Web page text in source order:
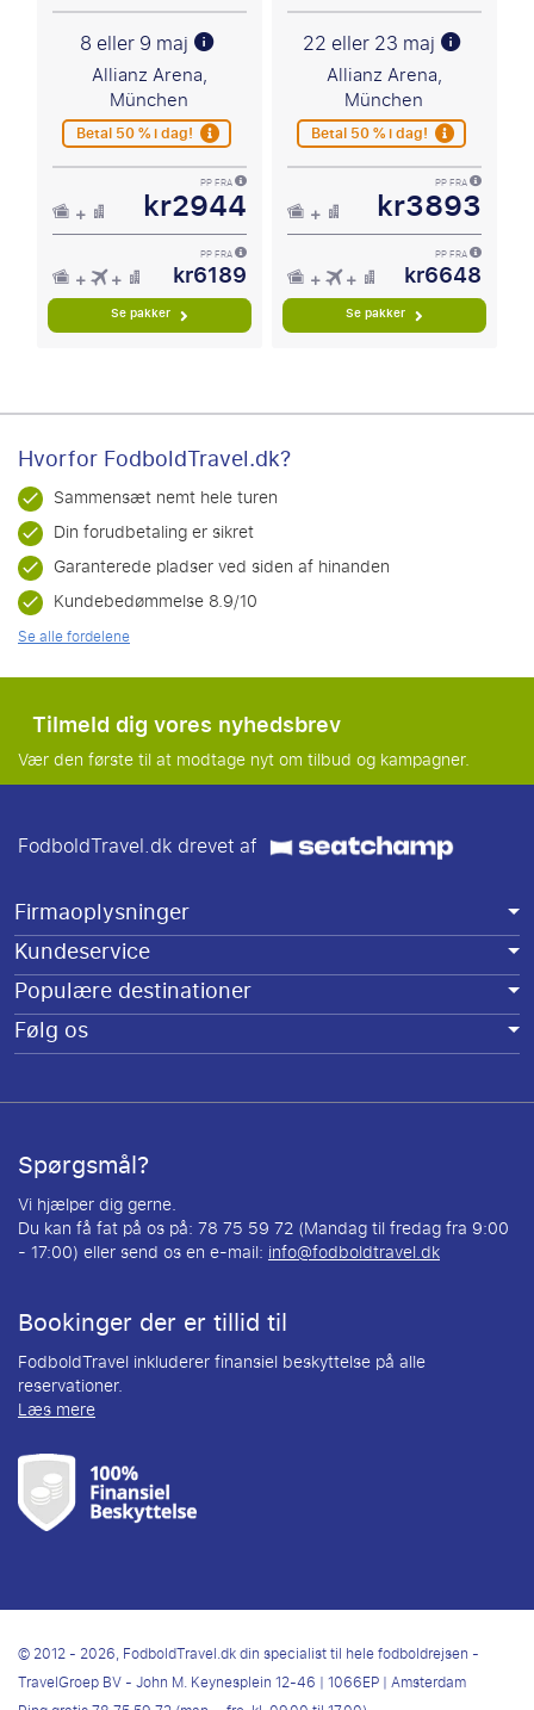
8 eller 9 maj
Allianz Arena,
München
Betal 50 % i dag!
PP FRA
kr2944
PP FRA
kr6189
Se pakker
22 eller 23 maj
Allianz Arena,
München
Betal 50 % i dag!
PP FRA
kr3893
PP FRA
kr6648
Se pakker
Hvorfor FodboldTravel.dk?
Sammensæt nemt hele turen
Din forudbetaling er sikret
Garanterede pladser ved siden af hinanden
Kundebedømmelse 8.9/10
Se alle fordelene
Tilmeld dig vores nyhedsbrev
Vær den første til at modtage nyt om tilbud og kampagner.
FodboldTravel.dk drevet af
Firmaoplysninger
Kundeservice
Populære destinationer
Følg os
Spørgsmål?
Vi hjælper dig gerne.
Du kan få fat på os på: 78 75 59 72 (Mandag til fredag fra 9:00
- 17:00) eller send os en e-mail: info@fodboldtravel.dk
Bookinger der er tillid til
FodboldTravel inkluderer finansiel beskyttelse på alle
reservationer.
Læs mere
© 2012 - 2026, FodboldTravel.dk din specialist til hele fodboldrejsen -
TravelGroep BV - John M. Keynesplein 12-46 | 1066EP | Amsterdam